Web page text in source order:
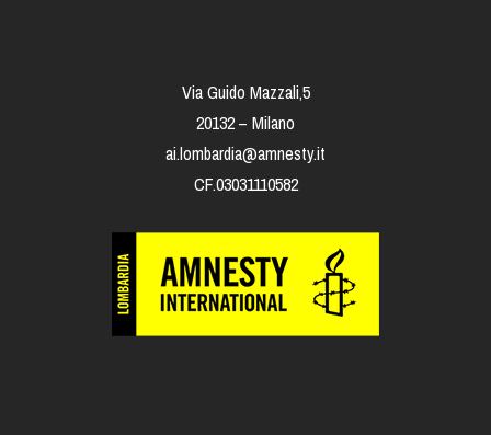
Via Guido Mazzali,5
20132 – Milano
ai.lombardia@amnesty.it
CF.03031110582